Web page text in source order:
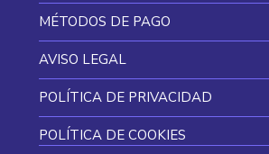
MÉTODOS DE PAGO
AVISO LEGAL
POLÍTICA DE PRIVACIDAD
POLÍTICA DE COOKIES